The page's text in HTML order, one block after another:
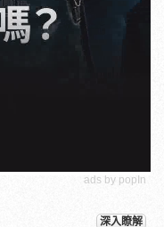
ads by popIn
深入瞭解